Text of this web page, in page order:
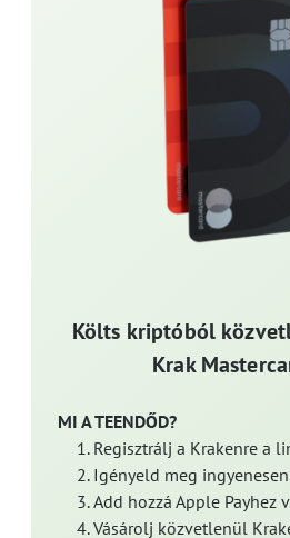
Költs kriptóból
Krak
MI A TEENDŐD?
Regisztrálj a Krakenre a
Igényeld meg
Add hozzá Apple Payhez
Vásárolj közvetlenül